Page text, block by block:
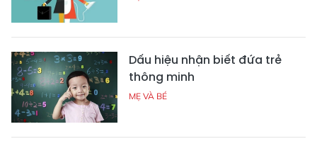
Dấu hiệu nhận biết đứa trẻ
thông minh
MẸ VÀ BÉ